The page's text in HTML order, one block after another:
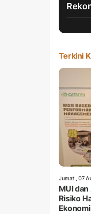
Terkini
Jumat , 07
MUI
Risiko
Ekonomi